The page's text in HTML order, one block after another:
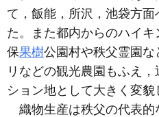
て，飯能，所沢，池袋方
た。また都内からのハイ
保果樹公園村や秩父霊園な
リなどの観光農園もふえ
ション地として大きく変貌
織物生産は秩父の代表的